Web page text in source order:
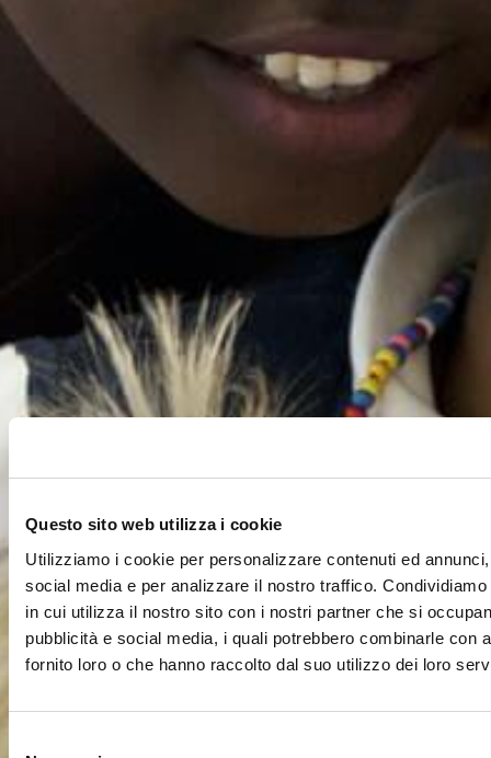
Questo sito web utilizza i cookie
Utilizziamo i cookie per personalizzare contenuti ed
social media e per analizzare il nostro traffico.
in cui utilizza il nostro sito con i nostri partner che si
pubblicità e social media, i quali potrebbero combinarle con
fornito loro o che hanno raccolto dal suo utilizzo dei loro